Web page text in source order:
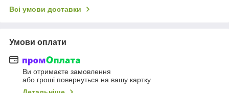
Всі умови доставки
Умови оплати
Ви отримаєте замовлення
або гроші повернуться на вашу картку